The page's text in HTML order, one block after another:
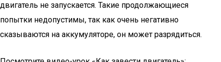
двигатель не запускается. Такие продолжающиеся
попытки недопустимы, так как очень негативно
сказываются на аккумуляторе, он может разрядиться.